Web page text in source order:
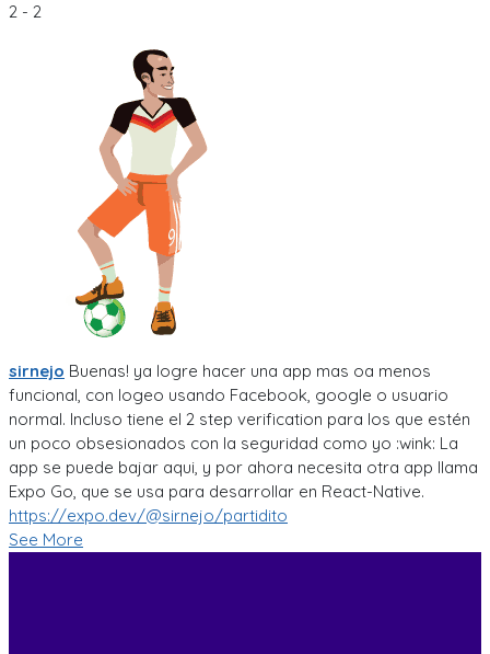
2 - 2
sirnejo Buenas! ya logre hacer una app mas oa menos
funcional, con logeo usando Facebook, google o usuario
normal. Incluso tiene el 2 step verification para los que estén
un poco obsesionados con la seguridad como yo :wink: La
app se puede bajar aqui, y por ahora necesita otra app llama
Expo Go, que se usa para desarrollar en React-Native.
https://expo.dev/@sirnejo/partidito
See More